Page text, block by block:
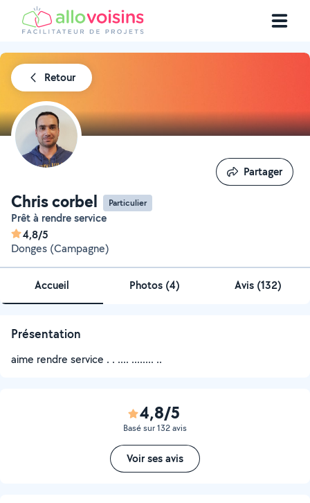
Retour
Chris corbel Particulier
Prêt à rendre service
4,8/5
Donges (Campagne)
Partager
Partager
Accueil Photos (4) Avis (132)
Présentation
aime rendre service . . .... ........ ..
4,8/5
Basé sur 132 avis
Voir ses avis